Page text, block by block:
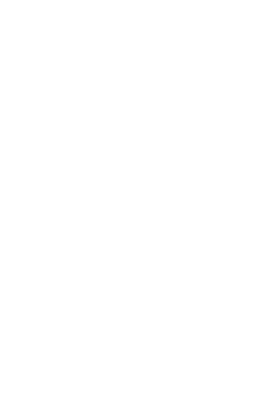
Datenbanken können lokal auf
oder komplexe Algorithmen,
und die Effizienz der Maschinen zu